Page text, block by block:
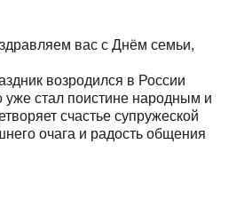
вас с Днём семьи,
возродился в России
уже стал поистине народным и
счастье супружеской
очага и радость общения